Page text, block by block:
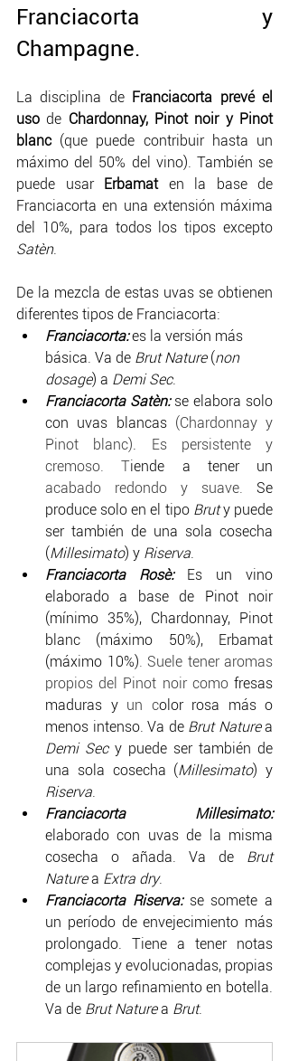
Franciacorta y
Champagne.
La disciplina de Franciacorta prevé el
uso de Chardonnay, Pinot noir y Pinot
blanc (que puede contribuir hasta un
máximo del 50% del vino). También se
puede usar
Erbamat en la base de
Franciacorta en una extensión máxima
Satèn.
De la mezcla de estas uvas se obtienen
diferentes tipos de Franciacorta:
Franciacorta: es la versión más
básica. Va de Brut Nature (non
dosage) a Demi Sec.
Franciacorta Satèn: se elabora solo
con uvas blancas (Chardonnay y
Pinot blanc).
Es persistente y
cremoso. T
acabado redondo y suave. Se
produce solo en el tipo Brut y puede
ser también de una sola cosecha
(Millesimato) y Riserva.
Franciacorta Rosè:
Es un vino
elaborado a base de Pinot noir
(mínimo 35%), Chardonnay, Pinot
blanc (máximo 50%), Erbamat
(máximo 10%). Suele tener aromas
propios del Pinot noir como fresas
maduras y un color rosa más o
menos intenso. Va de Brut Nature
Demi Sec y puede ser también de
una sola cosecha (Millesimato
Riserva.
Franciacorta Millesimato:
elaborado con uvas de la misma
cosecha o añada. Va de Brut
Nature a Extra dry.
Franciacorta Riserva: se somete a
un período de envejecimiento más
prolongado. Tiene a tener notas
complejas y evolucionadas, propias
de un largo refinamiento en botella.
Va de Brut Nature a Brut.